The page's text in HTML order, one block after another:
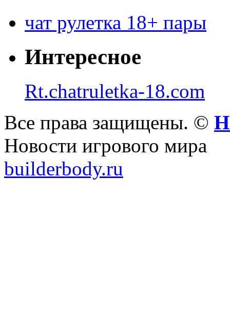
чат рулетка 18+ пары
Интересное
Rt.chatruletka-18.com
Все права защищены. ©
Новости игрового мира
builderbody.ru